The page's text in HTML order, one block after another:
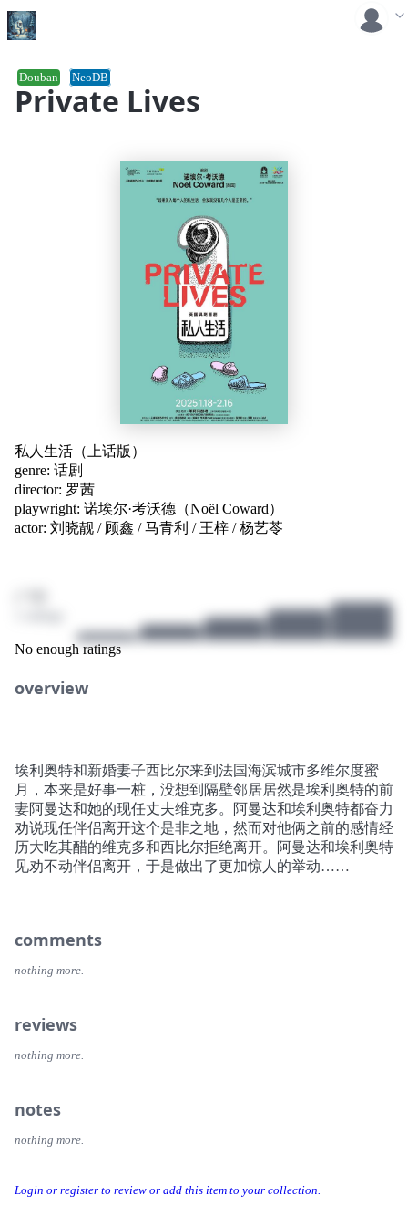
Private Lives
Douban NeoDB
Login or register to review or add this item to your collection.
私人生活（上话版）
genre: 话剧
director: 罗茜
playwright: 诺埃尔·考沃德（Noël Coward）
actor: 刘晓靓 / 顾鑫 /马青利 / 王梓 /杨艺苓
No enough ratings
overview
埃利奥特和新婚妻子西比尔来到法国海滨城市多维尔度蜜
月，本来是好事一桩，没想到隔壁邻居居然是埃利奥特的前
妻阿曼达和她的现任丈夫维克多。阿曼达和埃利奥特都奋力
劝说现任伴侣离开这个是非之地，然而对他俩之前的感情经
历大吃其醋的维克多和西比尔拒绝离开。阿曼达和埃利奥特
见劝不动伴侣离开，于是做出了更加惊人的举动……
comments
nothing more.
reviews
nothing more.
notes
nothing more.